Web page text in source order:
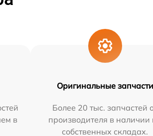
в
Оригинальные запчасти
Более 20 тыс. запчастей
производителя в наличии
собственных складах.